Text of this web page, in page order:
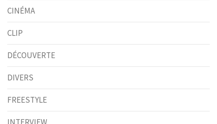
CINÉMA
CLIP
DÉCOUVERTE
DIVERS
FREESTYLE